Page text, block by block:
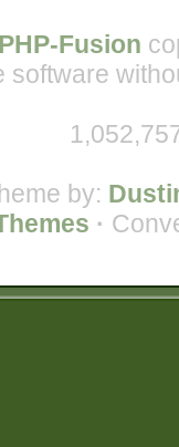
PHP-Fusion
software
by:
·